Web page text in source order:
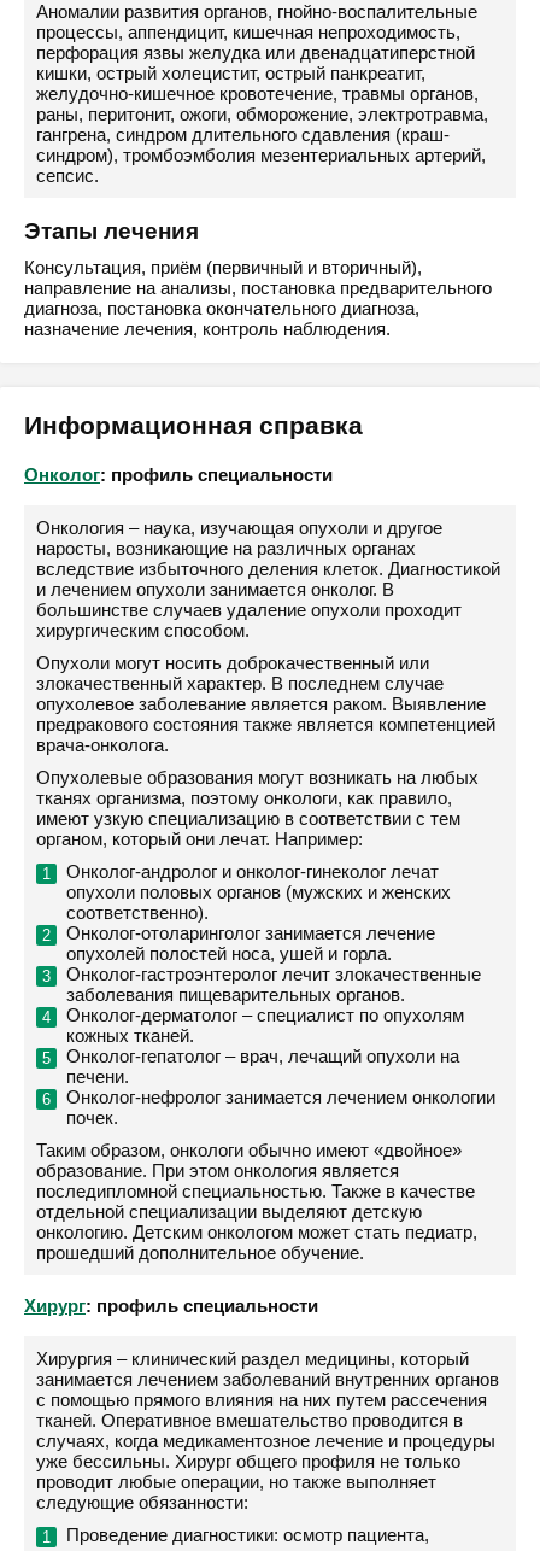
Аномалии развития органов, гнойно-воспалительные
процессы, аппендицит, кишечная непроходимость,
перфорация язвы желудка или двенадцатиперстной
кишки, острый холецистит, острый панкреатит,
желудочно-кишечное кровотечение, травмы органов,
раны, перитонит, ожоги, обморожение, электротравма,
гангрена, синдром длительного сдавления (краш-
синдром), тромбоэмболия мезентериальных артерий,
сепсис.
Этапы лечения
Консультация, приём (первичный и вторичный),
направление на анализы, постановка предварительного
диагноза, постановка окончательного диагноза,
назначение лечения, контроль наблюдения.
Информационная справка
Онколог: профиль специальности
Онкология – наука, изучающая опухоли и другое
наросты, возникающие на различных органах
вследствие избыточного деления клеток. Диагностикой
и лечением опухоли занимается онколог. В
большинстве случаев удаление опухоли проходит
хирургическим способом.
Опухоли могут носить доброкачественный или
злокачественный характер. В последнем случае
опухолевое заболевание является раком. Выявление
предракового состояния также является компетенцией
врача-онколога.
Опухолевые образования могут возникать на любых
тканях организма, поэтому онкологи, как правило,
имеют узкую специализацию в соответствии с тем
органом, который они лечат. Например:
Онколог-андролог и онколог-гинеколог лечат
опухоли половых органов (мужских и женских
соответственно).
Онколог-отоларинголог занимается лечение
опухолей полостей носа, ушей и горла.
Онколог-гастроэнтеролог лечит злокачественные
заболевания пищеварительных органов.
Онколог-дерматолог – специалист по опухолям
кожных тканей.
Онколог-гепатолог – врач, лечащий опухоли на
печени.
Онколог-нефролог занимается лечением онкологии
почек.
Таким образом, онкологи обычно имеют «двойное»
образование. При этом онкология является
последипломной специальностью. Также в качестве
отдельной специализации выделяют детскую
онкологию. Детским онкологом может стать педиатр,
прошедший дополнительное обучение.
Хирург: профиль специальности
Хирургия – клинический раздел медицины, который
занимается лечением заболеваний внутренних органов
с помощью прямого влияния на них путем рассечения
тканей. Оперативное вмешательство проводится в
случаях, когда медикаментозное лечение и процедуры
уже бессильны. Хирург общего профиля не только
проводит любые операции, но также выполняет
следующие обязанности:
Проведение диагностики: осмотр пациента,